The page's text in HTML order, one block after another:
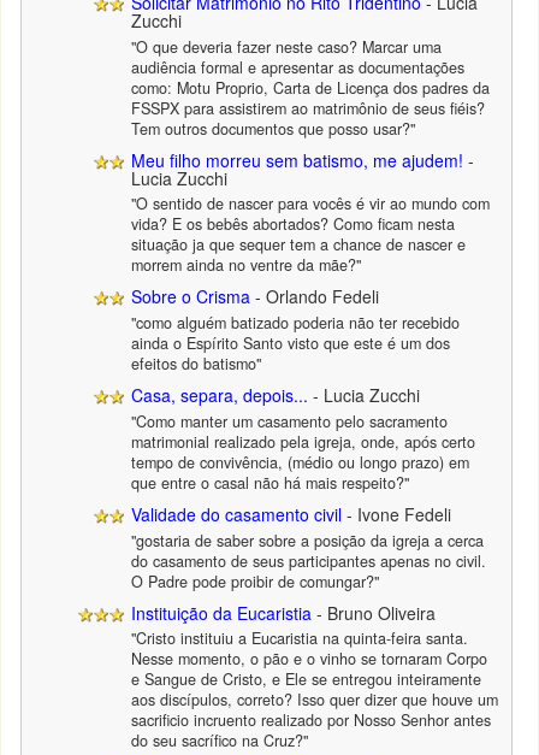
Zucchi
"O que deveria fazer neste caso? Marcar uma
audiência formal e apresentar as documentações
como: Motu Proprio, Carta de Licença dos padres da
FSSPX para assistirem ao matrimônio de seus fiéis?
Tem outros documentos que posso usar?"
Meu filho morreu sem batismo, me ajudem! -
Lucia Zucchi
"O sentido de nascer para vocês é vir ao mundo com
vida? E os bebês abortados? Como ficam nesta
situação ja que sequer tem a chance de nascer e
morrem ainda no ventre da mãe?"
Sobre o Crisma - Orlando Fedeli
"como alguém batizado poderia não ter recebido
ainda o Espírito Santo visto que este é um dos
efeitos do batismo"
Casa, separa, depois... - Lucia Zucchi
"Como manter um casamento pelo sacramento
matrimonial realizado pela igreja, onde, após certo
tempo de convivência, (médio ou longo prazo) em
que entre o casal não há mais respeito?"
Validade do casamento civil - Ivone Fedeli
"gostaria de saber sobre a posição da igreja a cerca
do casamento de seus participantes apenas no civil.
O Padre pode proibir de comungar?"
Instituição da Eucaristia - Bruno Oliveira
"Cristo instituiu a Eucaristia na quinta-feira santa.
Nesse momento, o pão e o vinho se tornaram Corpo
e Sangue de Cristo, e Ele se entregou inteiramente
aos discípulos, correto? Isso quer dizer que houve um
sacrificio incruento realizado por Nosso Senhor antes
do seu sacrífico na Cruz?"